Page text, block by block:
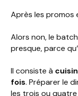
Après les promos
Alors non, le
presque, parce
Il consiste à
fois. Préparer le
les trois ou